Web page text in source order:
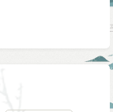
宣宗亲征平
陈山的主